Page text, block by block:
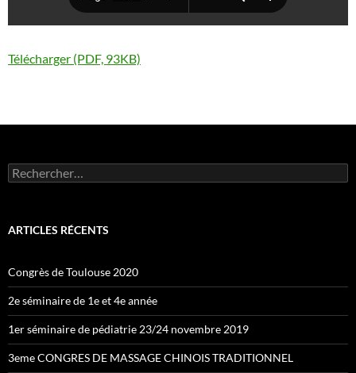
Télécharger (PDF, 93KB)
Rechercher :
ARTICLES RÉCENTS
Congrès de Toulouse 2020
2e séminaire de 1e et 4e année
1er séminaire de pédiatrie 23/24 novembre 2019
3eme CONGRES DE MASSAGE CHINOIS TRADITIONNEL